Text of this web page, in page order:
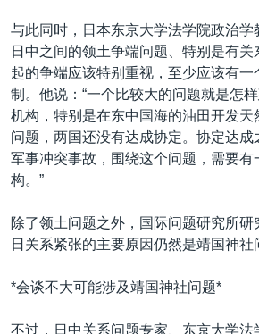
与此同时，日本东京大学法学院政治学
日中之间的领土争端问题、特别是有关
起的争端应该特别重视，至少应该有
制。他说：“一个比较大的问题就是怎
机构，特别是在东中国海的油田开发天
问题，两国还没有达成协定。协定达
军事冲突事故，围绕这个问题，需要有
构。”
除了领土问题之外，国际问题研究所研
日关系紧张的主要原因仍然是靖国神社
*会谈不大可能涉及靖国神社问题*
不过，日中关系问题专家、东京大学法